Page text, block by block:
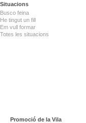
Situacions
Busco feina
He tingut un fill
Em vull formar
Totes les situacions
Promoció de la Vila